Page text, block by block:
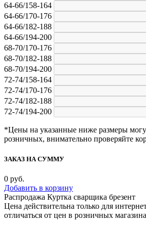
64-66/158-164
64-66/170-176
64-66/182-188
64-66/194-200
68-70/170-176
68-70/182-188
68-70/194-200
72-74/158-164
72-74/170-176
72-74/182-188
72-74/194-200
*Цены на указанные ниже размеры
розничных, внимательно проверяйте
ЗАКАЗ НА СУММУ
0 руб.
Добавить в корзину
Распродажа Куртка сварщика брезент
Цена действительна только для
отличаться от цен в розничных